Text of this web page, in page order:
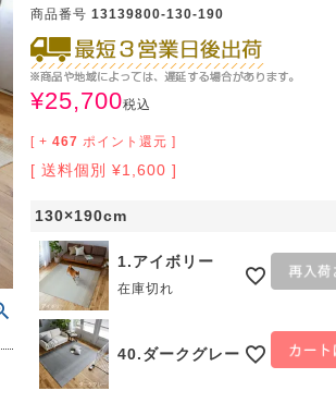
商品番号 13139800-130-190
¥25,700税込
[ + 467 ポイント還元 ]
送料個別 ¥1,600
130×190cm
1.アイボリー
在庫切れ
40.ダークグレー